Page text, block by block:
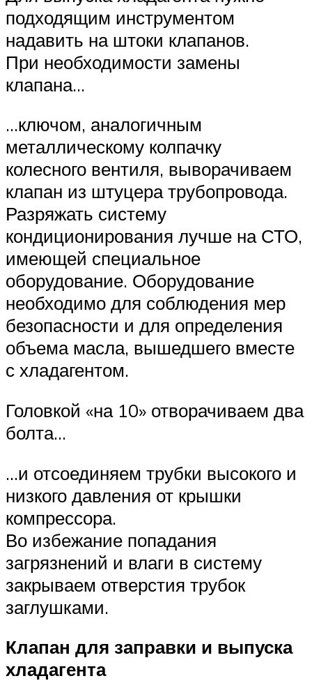
подходящим инструментом
надавить на штоки клапанов.
При необходимости замены
клапана…
…ключом, аналогичным
металлическому колпачку
колесного вентиля, выворачиваем
клапан из штуцера трубопровода.
Разряжать систему
кондиционирования лучше на СТО,
имеющей специальное
оборудование. Оборудование
необходимо для соблюдения мер
безопасности и для определения
объема масла, вышедшего вместе
с хладагентом.
Головкой «на 10» отворачиваем два
болта…
…и отсоединяем трубки высокого и
низкого давления от крышки
компрессора.
Во избежание попадания
загрязнений и влаги в систему
закрываем отверстия трубок
заглушками.
Клапан для заправки и выпуска
хладагента